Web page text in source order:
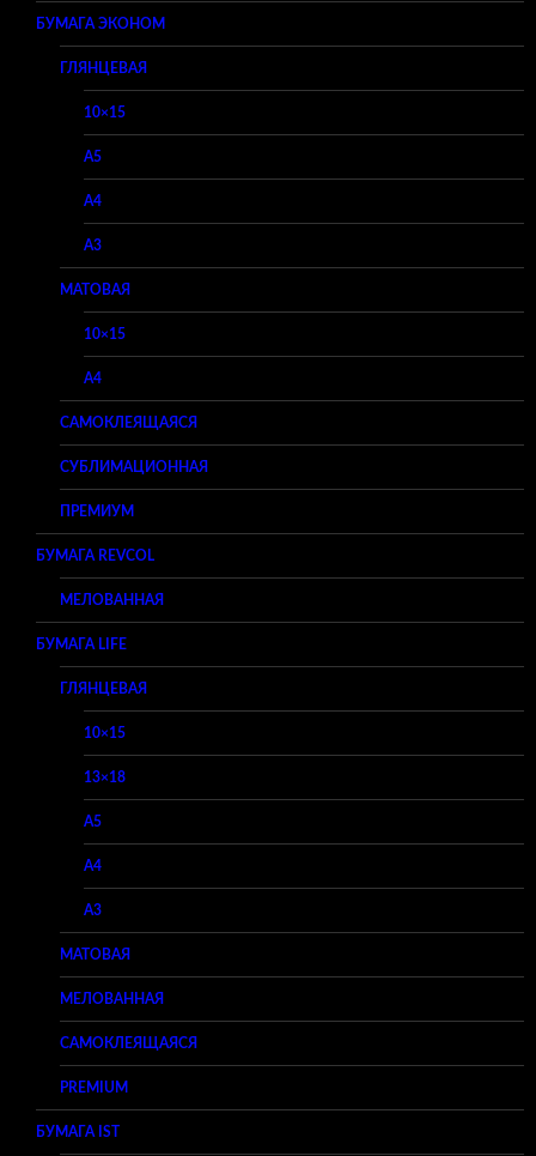
БУМАГА ЭКОНОМ
ГЛЯНЦЕВАЯ
10×15
A5
A4
A3
МАТОВАЯ
10×15
A4
САМОКЛЕЯЩАЯСЯ
СУБЛИМАЦИОННАЯ
ПРЕМИУМ
БУМАГА REVCOL
МЕЛОВАННАЯ
БУМАГА LIFE
ГЛЯНЦЕВАЯ
10×15
13×18
A5
A4
A3
МАТОВАЯ
МЕЛОВАННАЯ
САМОКЛЕЯЩАЯСЯ
PREMIUM
БУМАГА IST